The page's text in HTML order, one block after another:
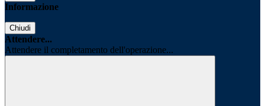
Informazione
Chiudi
Attendere...
Attendere il completamento dell'operazione...